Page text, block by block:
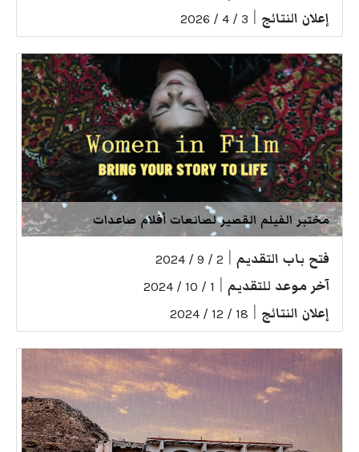
إعلان النتائج 3 / 4 / 2026
مختبر الفيلم القصير لصانعات أفلام صاعدات
فتح باب التقديم 2 / 9 / 2024
آخر موعد للتقديم 1 / 10 / 2024
إعلان النتائج 18 / 12 / 2024